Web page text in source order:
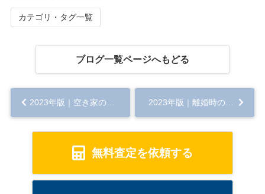
カテゴリ・タグ一覧
ブログ一覧ページへもどる
2023年版｜空き家の売却方法とは？必要な費用や利用できる減税制度も解説...
無料査定を依頼する